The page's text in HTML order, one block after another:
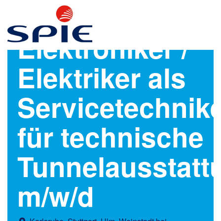
Elektroniker /
Elektriker als
für technische
m/w/d